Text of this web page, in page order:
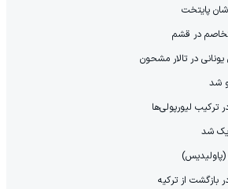
پایتخت
در قشم
در تالار مشحون
شد
ترکیب لیورپولی‌ها
شد
بازگشت از ترکیه